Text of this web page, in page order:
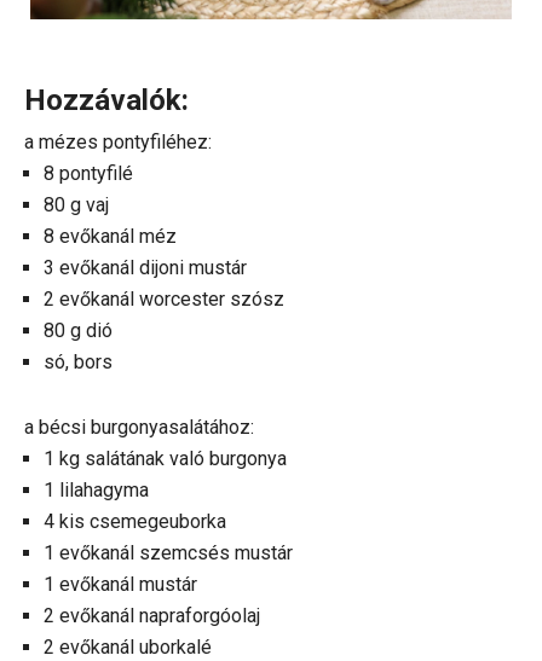
Hozzávalók:
a mézes pontyfiléhez:
8 pontyfilé
80 g vaj
8 evőkanál méz
3 evőkanál dijoni mustár
2 evőkanál worcester szósz
80 g dió
só, bors
a bécsi burgonyasalátához:
1 kg salátának való burgonya
1 lilahagyma
4 kis csemegeuborka
1 evőkanál szemcsés mustár
1 evőkanál mustár
2 evőkanál napraforgóolaj
2 evőkanál uborkalé